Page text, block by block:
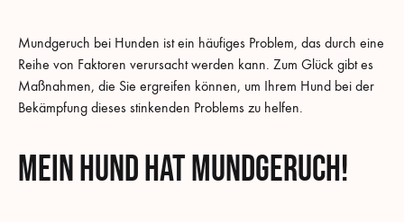
AUF
NATÜRLICHE
WEISE
LOSWERDEN
Mundgeruch bei Hunden ist ein häufiges Problem, das durch eine
Reihe von Faktoren verursacht werden kann. Zum Glück gibt es
Maßnahmen, die Sie ergreifen können, um Ihrem Hund bei der
Bekämpfung dieses stinkenden Problems zu helfen.
Mein Hund hat Mundgeruch!